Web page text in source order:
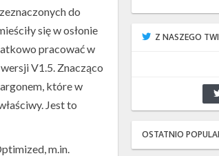
do
się w osłonie
pracować w
V1.5. Znacząco
które w
Jest to
m.in.
Z NASZEGO
OSTATNIO